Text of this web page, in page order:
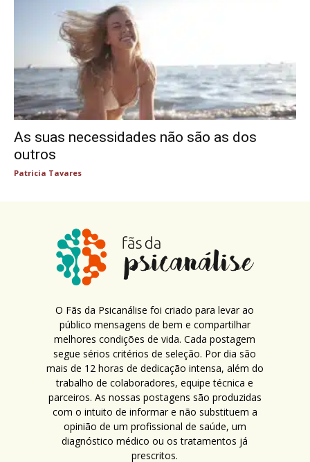
As suas necessidades não são as dos
outros
Patricia Tavares
O Fãs da Psicanálise foi criado para levar ao
público mensagens de bem e compartilhar
melhores condições de vida. Cada postagem
segue sérios critérios de seleção. Por dia são
mais de 12 horas de dedicação intensa, além do
trabalho de colaboradores, equipe técnica e
parceiros. As nossas postagens são produzidas
com o intuito de informar e não substituem a
opinião de um profissional de saúde, um
diagnóstico médico ou os tratamentos já
prescritos.